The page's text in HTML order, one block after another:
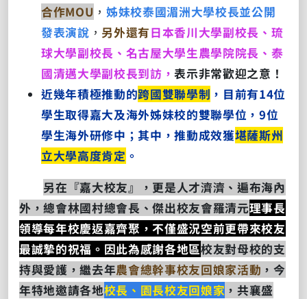
合作MOU ，姊妹校泰國湄洲大學校長並公開
發表演說 ， 另外還有日本香川大學副校長、琉
球大學副校長、名古屋大學生農學院院長、泰
國清邁大學副校長到訪，表示非常歡迎之意！
近幾年積極推動的跨國雙聯學制 ，目前有14位
學生取得嘉大及海外姊妹校的雙聯學位，9位
學生海外研修中；其中，推動成效獲堪薩斯州
立大學高度肯定 。
另在『嘉大校友』，更是人才濟濟、遍布海內
外，總會林國村總會長、傑出校友會羅清元理事長
領導每年校慶返嘉齊聚，不僅盛況空前更帶來校友
最誠摯的祝福。因此為感謝各地區校友對母校的支
持與愛護，繼去年農會總幹事校友回娘家活動 ，今
年特地邀請各地校長、園長校友回娘家 ，共襄盛